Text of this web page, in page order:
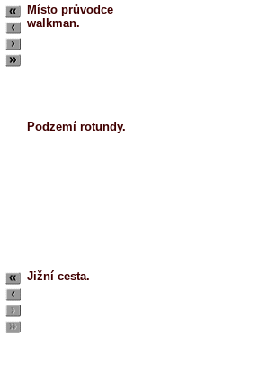
Místo průvodce
walkman.
Podzemí rotundy.
Jižní cesta.